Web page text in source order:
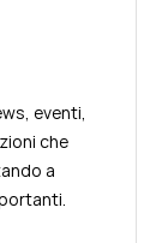
eventi,
che
a